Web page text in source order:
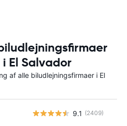
El Salvador
af alle biludlejningsfirmaer i El
9.1 (2409)